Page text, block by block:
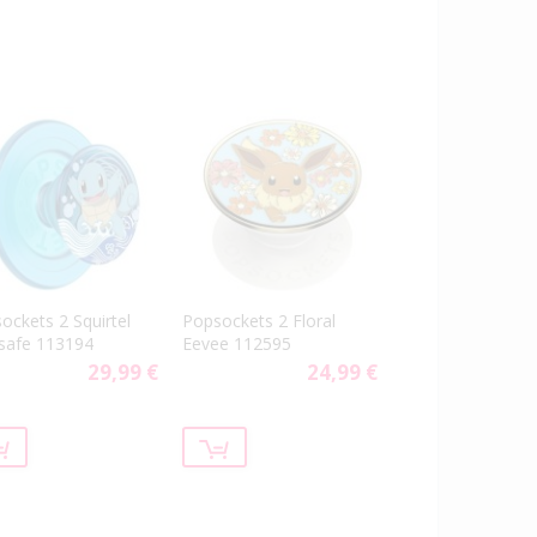
2 Squirtel
113194
29,99 €
Popsockets 2 Floral
Eevee 112595
24,99 €